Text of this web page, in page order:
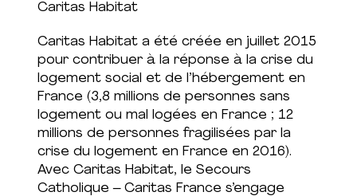
Caritas Habitat
Caritas Habitat a été créée en juillet 2015
pour contribuer à la réponse à la crise du
logement social et de l’hébergement en
France (3,8 millions de personnes sans
logement ou mal logées en France ; 12
millions de personnes fragilisées par la
crise du logement en France en 2016).
Avec Caritas Habitat, le Secours
Catholique – Caritas France s’engage